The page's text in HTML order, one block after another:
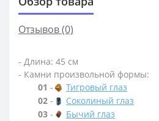
Отзывов (0)
- Длина: 45 см
- Камни произвольной формы:
01 -
Тигровый глаз
02 -
Соколиный глаз
03 - Бычий глаз